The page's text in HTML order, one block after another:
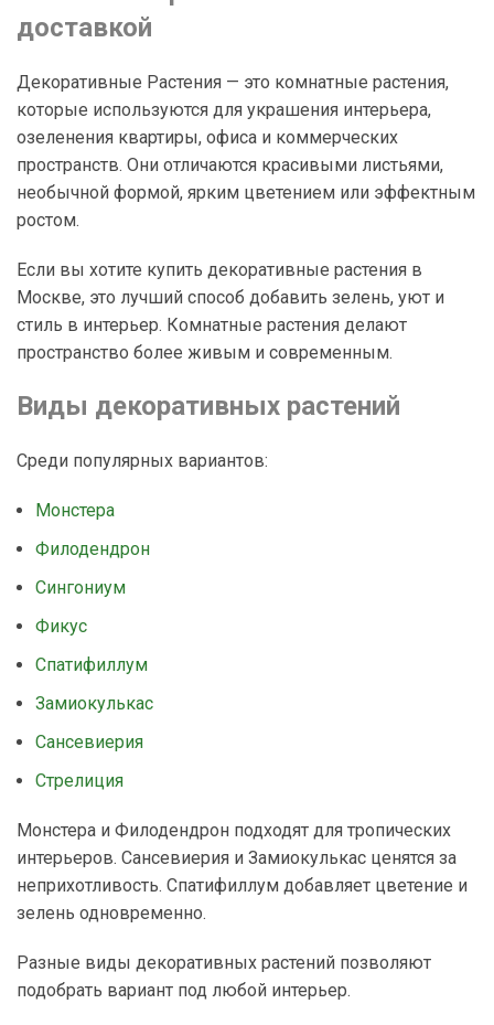
доставкой
Декоративные Растения — это комнатные растения,
которые используются для украшения интерьера,
озеленения квартиры, офиса и коммерческих
пространств. Они отличаются красивыми листьями,
необычной формой, ярким цветением или эффектным
ростом.
Если вы хотите купить декоративные растения в
Москве, это лучший способ добавить зелень, уют и
стиль в интерьер. Комнатные растения делают
пространство более живым и современным.
Виды декоративных растений
Среди популярных вариантов:
Монстера
Филодендрон
Сингониум
Фикус
Спатифиллум
Замиокулькас
Сансевиерия
Стрелиция
Монстера и Филодендрон подходят для тропических
интерьеров. Сансевиерия и Замиокулькас ценятся за
неприхотливость. Спатифиллум добавляет цветение и
зелень одновременно.
Разные виды декоративных растений позволяют
подобрать вариант под любой интерьер.